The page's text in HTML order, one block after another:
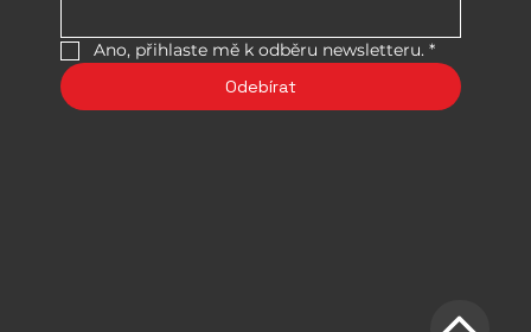
Ano, přihlaste mě k odběru newsletteru. *
Odebírat